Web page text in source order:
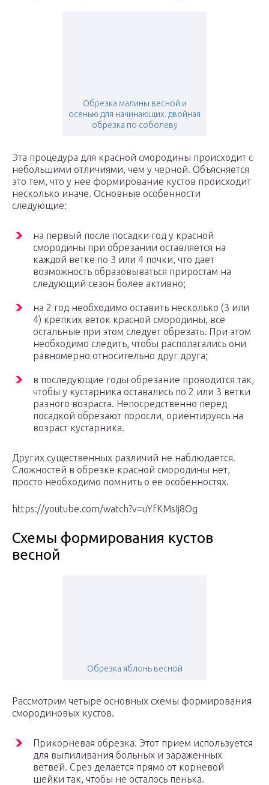
Обрезка малины весной и
осенью для начинающих. двойная
обрезка по соболеву
Эта процедура для красной смородины происходит с
небольшими отличиями, чем у черной. Объясняется
это тем, что у нее формирование кустов происходит
несколько иначе. Основные особенности
следующие:
на первый после посадки год у красной
смородины при обрезании оставляется на
каждой ветке по 3 или 4 почки, что дает
возможность образовываться приростам на
следующий сезон более активно;
на 2 год необходимо оставить несколько (3 или
4) крепких веток красной смородины, все
остальные при этом следует обрезать. При этом
необходимо следить, чтобы располагались они
равномерно относительно друг друга;
в последующие годы обрезание проводится так,
чтобы у кустарника оставались по 2 или 3 ветки
разного возраста. Непосредственно перед
посадкой обрезают поросли, ориентируясь на
возраст кустарника.
Других существенных различий не наблюдается.
Сложностей в обрезке красной смородины нет,
просто необходимо помнить о ее особенностях.
https://youtube.com/watch?v=uYfKMsIj8Og
Схемы формирования кустов
весной
Обрезка яблонь весной
Рассмотрим четыре основных схемы формирования
смородиновых кустов.
Прикорневая обрезка. Этот прием используется
для выпиливания больных и зараженных
ветвей. Срез делается прямо от корневой
шейки так, чтобы не осталось пенька.